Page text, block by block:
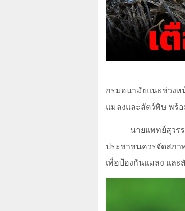
กรมอนามัยแนะช่วงห
แมลงและสัตว์พิษ พร้
นายแพทย์สุวร
ประชาชนควรจัดสภา
เพื่อป้องกันแมลง แล